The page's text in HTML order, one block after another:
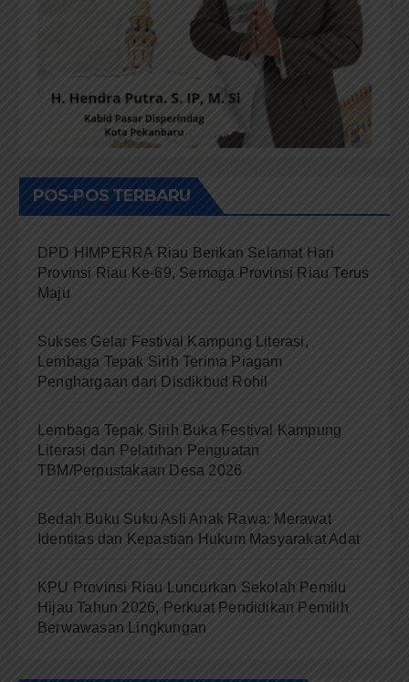
POS-POS TERBARU
DPD HIMPERRA Riau Berikan Selamat Hari
Provinsi Riau Ke-69, Semoga Provinsi Riau Terus
Maju
Sukses Gelar Festival Kampung Literasi,
Lembaga Tepak Sirih Terima Piagam
Penghargaan dari Disdikbud Rohil
Lembaga Tepak Sirih Buka Festival Kampung
Literasi dan Pelatihan Penguatan
TBM/Perpustakaan Desa 2026
Bedah Buku Suku Asli Anak Rawa: Merawat
Identitas dan Kepastian Hukum Masyarakat Adat
KPU Provinsi Riau Luncurkan Sekolah Pemilu
Hijau Tahun 2026, Perkuat Pendidikan Pemilih
Berwawasan Lingkungan